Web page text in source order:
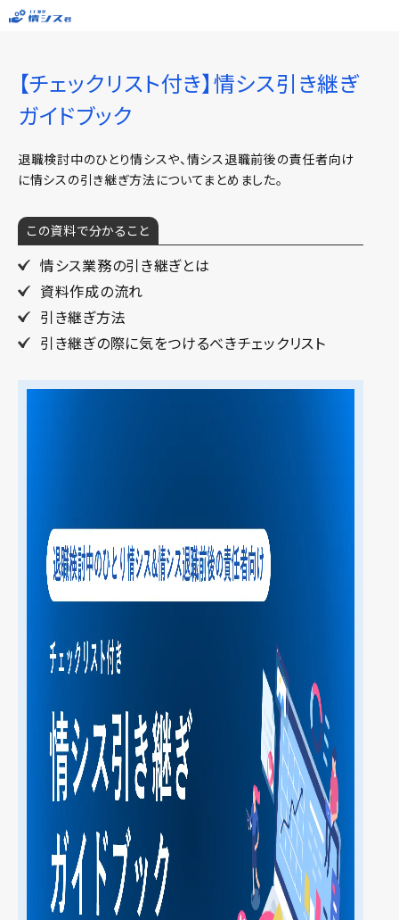
【チェックリスト付き】情シス引き継ぎ
ガイドブック
退職検討中のひとり情シスや、情シス退職前後の責任者向け
に情シスの引き継ぎ方法についてまとめました。
この資料で分かること
情シス業務の引き継ぎとは
資料作成の流れ
引き継ぎ方法
引き継ぎの際に気をつけるべきチェックリスト